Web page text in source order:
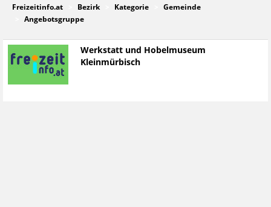
Freizeitinfo.at Bezirk Kategorie
Gemeinde
Angebotsgruppe
Werkstatt und Hobelmuseum
Kleinmürbisch